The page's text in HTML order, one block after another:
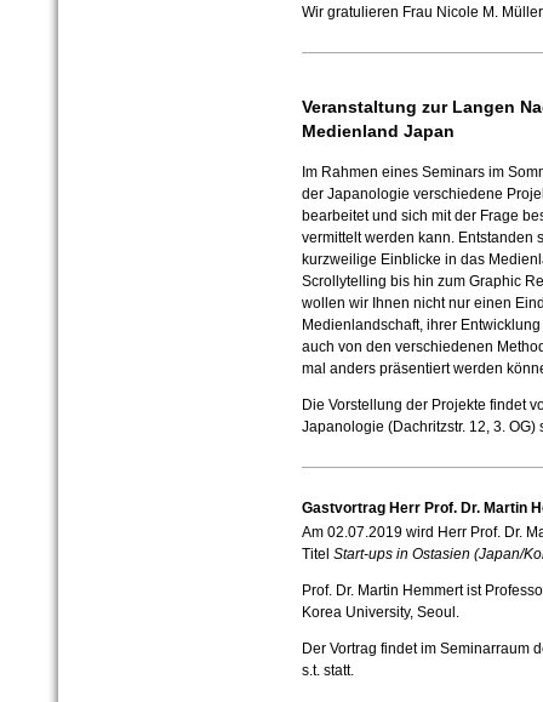
Wir gratulieren Frau Nicole M.
Veranstaltung zur Langen
Medienland Japan
Im Rahmen eines Seminars im
der Japanologie verschiedene
bearbeitet und sich mit der Frage
vermittelt werden kann. Entstanden
kurzweilige Einblicke in das
Scrollytelling bis hin zum Graphic
wollen wir Ihnen nicht nur einen
Medienlandschaft, ihrer
auch von den verschiedenen
mal anders präsentiert werden
Die Vorstellung der Projekte findet
Japanologie (Dachritzstr. 12, 3. OG)
Gastvortrag Herr Prof. Dr. Martin
Am 02.07.2019 wird Herr Prof. Dr.
Titel Start-ups in Ostasien (Japan/
Prof. Dr. Martin Hemmert ist
Korea University, Seoul.
Der Vortrag findet im Seminarraum
s.t. statt.